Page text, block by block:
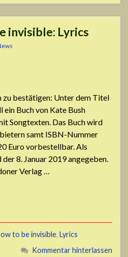
invisible: Lyrics
zu bestätigen: Unter dem Titel
ein Buch von Kate Bush
Songtexten. Das Buch wird
samt ISBN-Nummer
Euro vorbestellbar. Als
8. Januar 2019 angegeben.
Verlag …
to be invisible, Lyrics
Kommentar hinterlassen